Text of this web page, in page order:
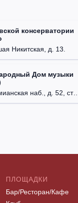
консерватории
Никитская, д. 13.
Дом музыки
наб., д. 52, стр. 8.
ПЛОЩАДКИ
Бар/Ресторан/Кафе